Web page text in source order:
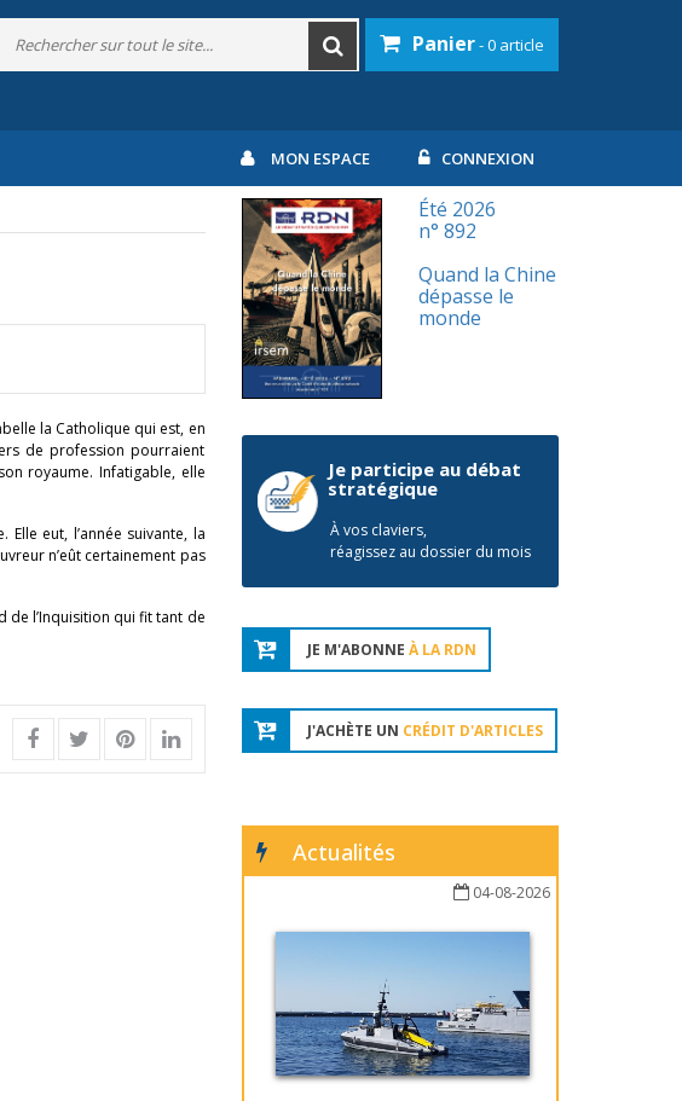
Panier- 0 article
MON ESPACE CONNEXION
la Catholique qui est, en
de profession pourraient
royaume. Infatigable, elle
eut, l’année suivante, la
n’eût certainement pas
de l’Inquisition qui fit tant de
Été 2026
n° 892
Quand la Chine
dépasse le
monde
Je participe au débat
stratégique
À vos claviers,
réagissez au dossier du mois
JE M'ABONNE À LA RDN
J'ACHÈTE UN CRÉDIT D'ARTICLES
Actualités
04-08-2026